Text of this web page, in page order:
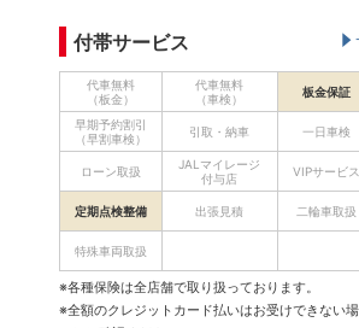
付帯サービス
代車無料
（板金）
代車無料
（車検）
板金保証
早期予約割引
（早割車検）
引取・納車 一日車検
ローン取扱
JALマイレージ
付与店
VIPサービス
定期点検整備 出張見積 二輪車取扱
特殊車両取扱
※各種保険は全店舗で取り扱っております。
※全額のクレジットカード払いはお受けできない